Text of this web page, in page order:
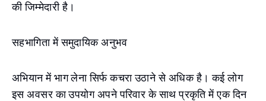
की जिम्मेदारी है।
सहभागिता में समुदायिक अनुभव
अभियान में भाग लेना सिर्फ कचरा उठाने से अधिक है। कई लोग
इस अवसर का उपयोग अपने परिवार के साथ प्रकृति में एक दिन